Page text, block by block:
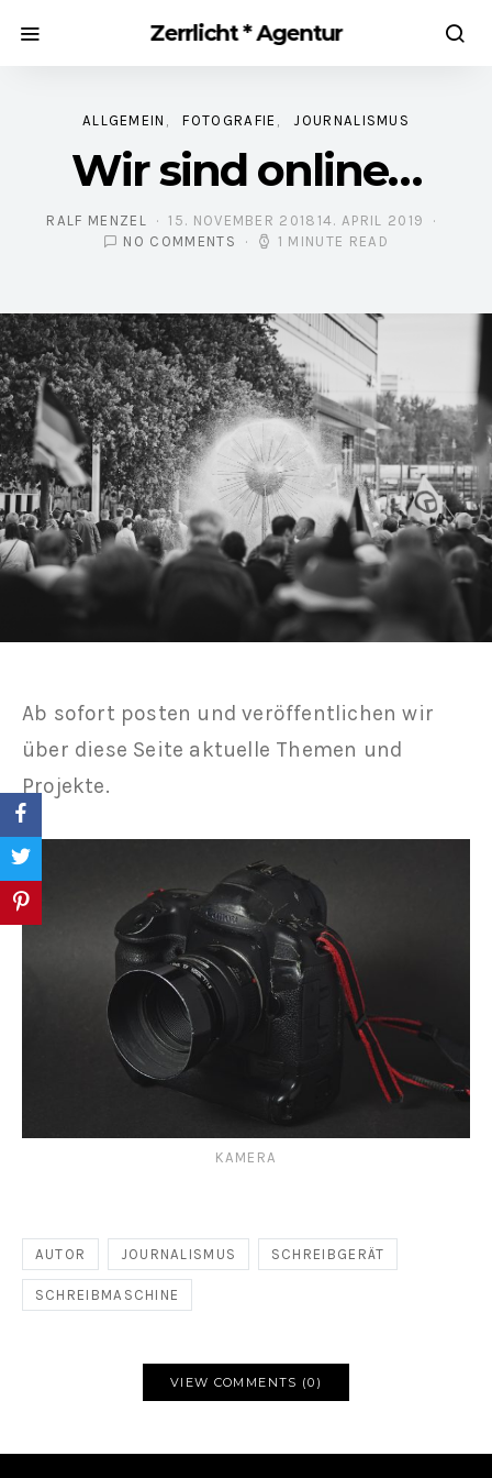
Zerrlicht * Agentur
ALLGEMEIN FOTOGRAFIE JOURNALISMUS
Wir sind online…
RALF MENZEL
POSTED ON
15. NOVEMBER 2018 14. APRIL 2019
NO COMMENTS
1 MINUTE READ
Ab sofort posten und veröffentlichen wir
über diese Seite aktuelle Themen und
Projekte.
KAMERA
AUTOR JOURNALISMUS SCHREIBGERÄT
SCHREIBMASCHINE
VIEW COMMENTS (0)